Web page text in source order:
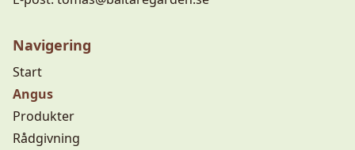
Navigering
Start
Angus
Produkter
Rådgivning